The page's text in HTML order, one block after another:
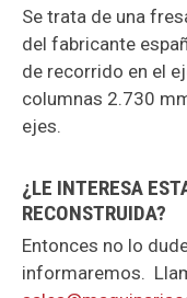
Se trata de una
del fabricante
de recorrido en el
columnas 2.730
ejes.
¿LE INTERESA
RECONSTRUIDA?
Entonces no lo
informaremos.